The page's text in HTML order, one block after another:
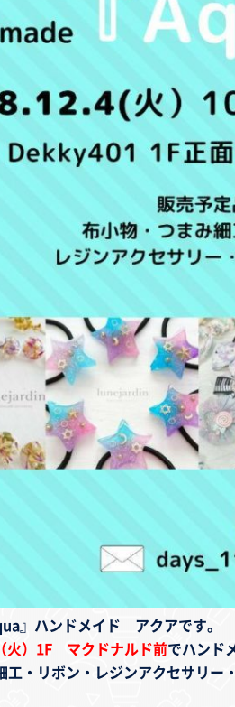
』ハンドメイド アクアです。
火）1F マクドナルド前でハンド
工・リボン・レジンアクセサリー